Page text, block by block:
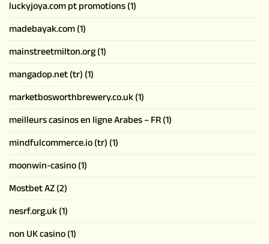
luckyjoya.com pt promotions(1)
madebayak.com(1)
mainstreetmilton.org(1)
mangadop.net (tr)(1)
marketbosworthbrewery.co.uk(1)
meilleurs casinos en ligne Arabes – FR(1)
mindfulcommerce.io (tr)(1)
moonwin-casino(1)
Mostbet AZ(2)
nesrf.org.uk(1)
non UK casino(1)